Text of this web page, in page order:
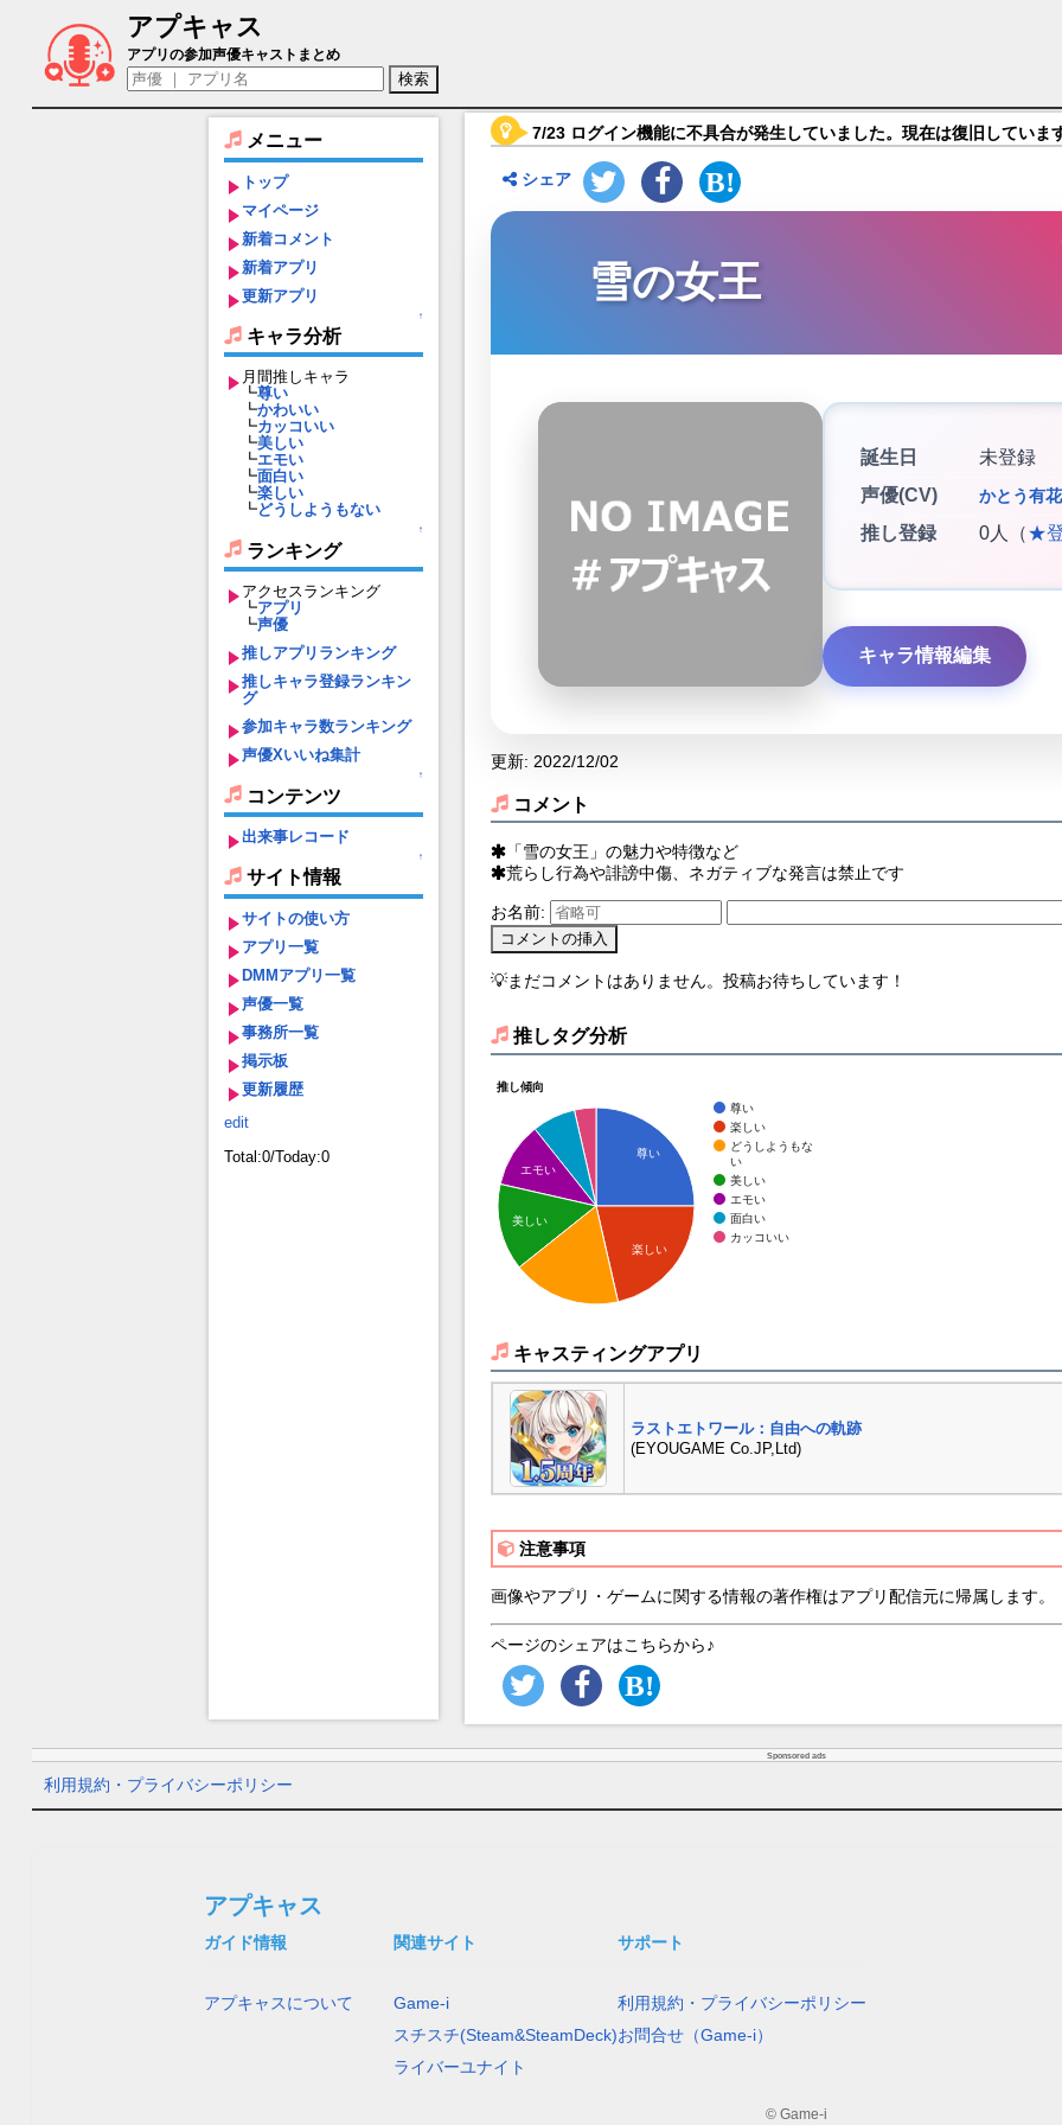
アプキャス
雪の女王（声優：かとう有花)【ラストエトワール：自由への軌跡】キャラ紹介
アプリの参加声優キャストまとめ
メニュー
トップ
マイページ
新着コメント
新着アプリ
更新アプリ
↑
キャラ分析
月間推しキャラ
┗尊い
┗かわいい
┗カッコいい
┗美しい
┗エモい
┗面白い
┗楽しい
┗どうしようもない
↑
ランキング
アクセスランキング
┗アプリ
┗声優
推しアプリランキング
推しキャラ登録ランキン
グ
参加キャラ数ランキング
声優Xいいね集計
↑
コンテンツ
出来事レコード
↑
サイト情報
サイトの使い方
アプリ一覧
DMMアプリ一覧
声優一覧
事務所一覧
掲示板
更新履歴
edit
Total:0/Today:0
7/23 ログイン機能に不具合が発生していました。現在は復旧していま
シェア
雪の女王
誕生日
未登録
声優(CV)
かとう有花
推し登録 0人（★
キャラ情報編集
更新: 2022/12/02
コメント
「雪の女王」の魅力や特徴など
荒らし行為や誹謗中傷、ネガティブな発言は禁止です
お名前:
💡まだコメントはありません。投稿お待ちしています！
推しタグ分析
推し傾向
尊い
楽しい
どうしようもな
い
美しい
エモい
面白い
カッコいい
尊い
楽しい
エモい
美しい
キャスティングアプリ
ラストエトワール：自由への軌跡
(EYOUGAME Co.JP,Ltd)
注意事項
画像やアプリ・ゲームに関する情報の著作権はアプリ配信元に帰属します。
ページのシェアはこちらから♪
Sponsored ads
利用規約・プライバシーポリシー
アプキャス
ガイド情報
アプキャスについて
関連サイト
Game-i
スチスチ(Steam&SteamDeck)
ライバーユナイト
サポート
利用規約・プライバシーポリシー
お問合せ（Game-i）
© Game-i